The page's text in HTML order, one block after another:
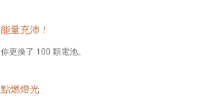
能量充沛！
你更換了 100 顆電池。
點燃燈光